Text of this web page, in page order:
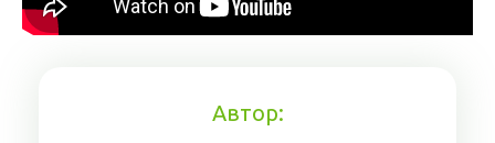
Автор: